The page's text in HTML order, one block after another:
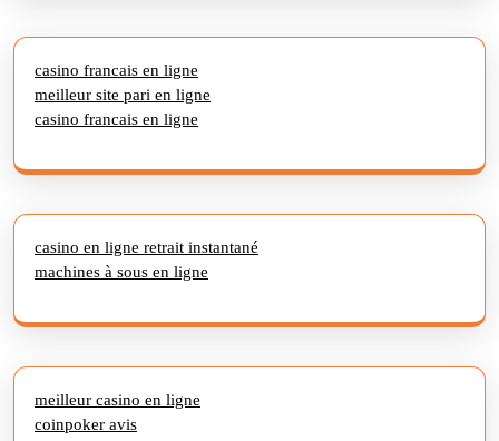
casino francais en ligne
meilleur site pari en ligne
casino francais en ligne
casino en ligne retrait instantané
machines à sous en ligne
meilleur casino en ligne
coinpoker avis